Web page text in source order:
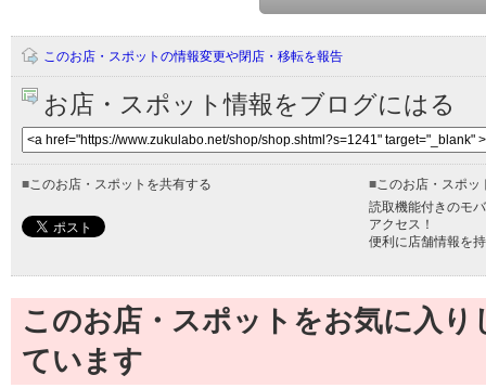
このお店・スポットの情報変更や閉店・移転を報告
お店・スポット情報をブログにはる
■このお店・スポットを共有する ■このお店・スポッ
読取機能付きのモ
アクセス！
便利に店舗情報を
このお店・スポットをお気に入
ています